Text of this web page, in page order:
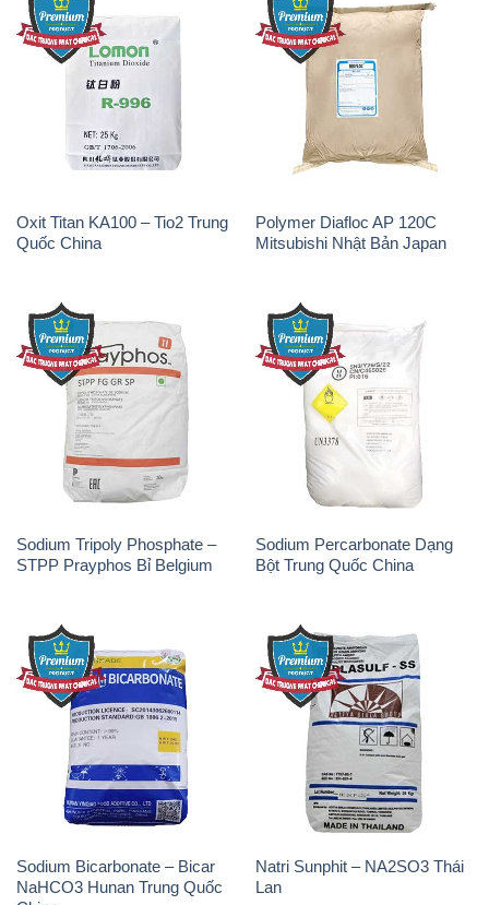
Oxit Titan KA100 – Tio2 Trung
Quốc China
Polymer Diafloc AP 120C
Mitsubishi Nhật Bản Japan
Sodium Tripoly Phosphate –
STPP Prayphos Bỉ Belgium
Sodium Percarbonate Dạng
Bột Trung Quốc China
Sodium Bicarbonate – Bicar
NaHCO3 Hunan Trung Quốc
Natri Sunphit – NA2SO3 Thái
Lan